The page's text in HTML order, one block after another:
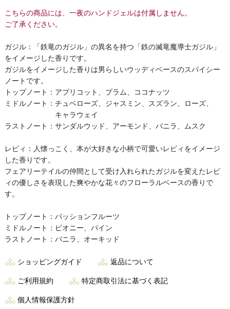
こちらの商品には、一夜のハンドジェルは付属しません。
ご了承ください。
ガジル：「鉄竜のガジル」の異名を持つ「鉄の滅竜魔導士ガジル」
をイメージした香りです。
ガジルをイメージした香りは男らしいウッディベースのスパイシー
ノートです。
トップノート：アプリコット、プラム、ココナッツ
ミドルノート：チュベローズ、ジャスミン、スズラン、ローズ、
キャラウェイ
ラストノート：サンダルウッド、アーモンド、バニラ、ムスク
レビィ：人懐っこく、本が大好きな小柄で可愛いレビィをイメージ
した香りです。
フェアリーテイルの仲間として受け入れられたガジルを変えたレビ
ィの優しさを表現した爽やかな花々のフローラルベースの香りで
す。
トップノート：パッションフルーツ
ミドルノート：ピオニー、パイン
ラストノート：バニラ、オーキッド
ショッピングガイド 返品について
ご利用規約 特定商取引法に基づく表記
個人情報保護方針